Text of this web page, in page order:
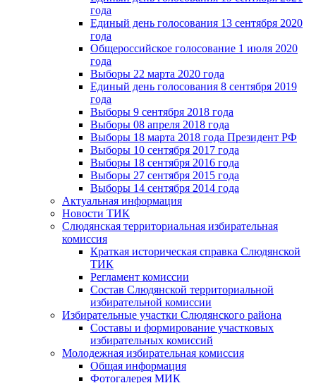
года
Единый день голосования 13 сентября 2020
года
Общероссийское голосование 1 июля 2020
года
Выборы 22 марта 2020 года
Единый день голосования 8 сентября 2019
года
Выборы 9 сентября 2018 года
Выборы 08 апреля 2018 года
Выборы 18 марта 2018 года Президент РФ
Выборы 10 сентября 2017 года
Выборы 18 сентября 2016 года
Выборы 27 сентября 2015 года
Выборы 14 сентября 2014 года
Актуальная информация
Новости ТИК
Слюдянская территориальная избирательная
комиссия
Краткая историческая справка Слюдянской
ТИК
Регламент комиссии
Состав Слюдянской территориальной
избирательной комиссии
Избирательные участки Слюдянского района
Составы и формирование участковых
избирательных комиссий
Молодежная избирательная комиссия
Общая информация
Фотогалерея МИК